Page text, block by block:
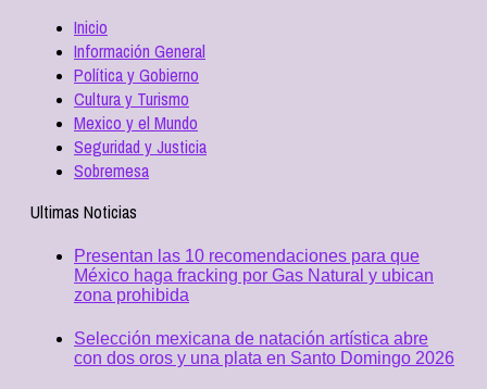
Inicio
Información General
Política y Gobierno
Cultura y Turismo
Mexico y el Mundo
Seguridad y Justicia
Sobremesa
Ultimas Noticias
Presentan las 10 recomendaciones para que
México haga fracking por Gas Natural y ubican
zona prohibida
Selección mexicana de natación artística abre
con dos oros y una plata en Santo Domingo 2026